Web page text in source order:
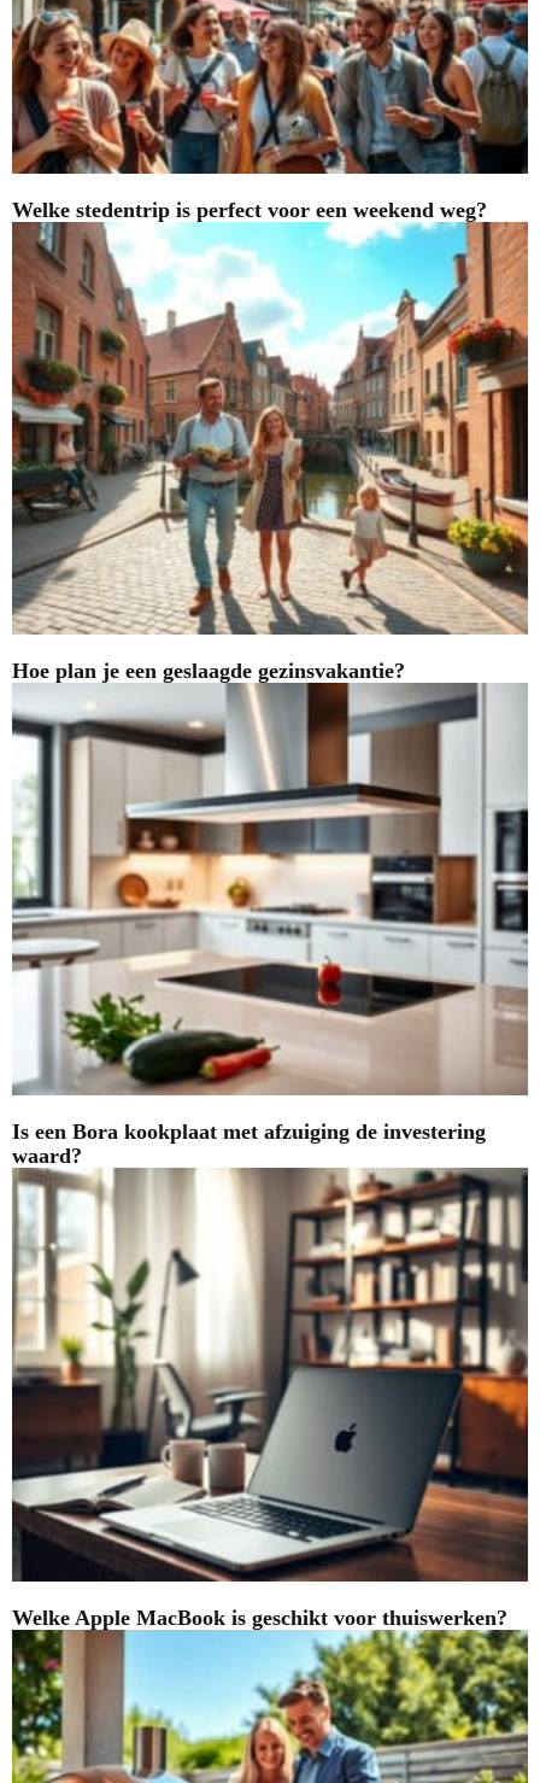
Welke stedentrip is perfect voor een weekend weg?
Hoe plan je een geslaagde gezinsvakantie?
Is een Bora kookplaat met afzuiging de investering
waard?
Welke Apple MacBook is geschikt voor thuiswerken?